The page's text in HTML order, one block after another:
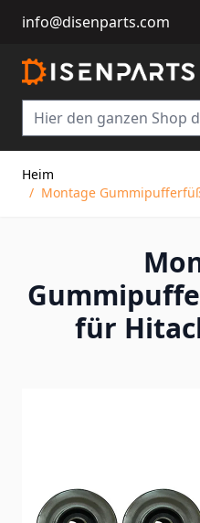
info@disenparts.com
Heim
/ Montage
für